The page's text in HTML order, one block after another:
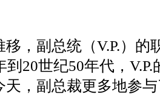
移，副总统（V.P.）的
到 20世纪50年代， V.P.
天，副总裁更多地参